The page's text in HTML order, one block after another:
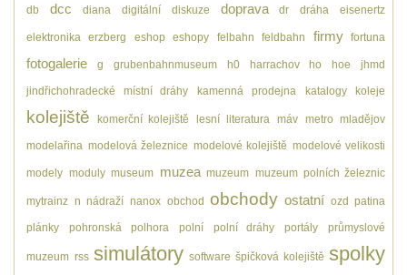
db dcc diana digitální diskuze doprava dr dráha eisenertz
elektronika erzberg eshop eshopy felbahn feldbahn firmy fortuna
fotogalerie g grubenbahnmuseum h0 harrachov ho hoe jhmd
jindřichohradecké místní dráhy kamenná prodejna katalogy koleje
kolejiště komerční kolejiště lesní literatura máv metro mladějov
modelařina modelová železnice modelové kolejiště modelové velikosti
modely moduly museum muzea muzeum muzeum polních železnic
mytrainz n nádraží nanox obchod obchody ostatní ozd patina
plánky pohronská polhora polní polní dráhy portály průmyslové
muzeum rss simulátory software špičková kolejiště spolky